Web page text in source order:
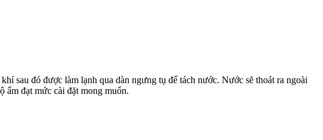
sau đó được làm lạnh qua dàn ngưng tụ để tách nước. Nước sẽ thoát ra ngoài
ẩm đạt mức cài đặt mong muốn.